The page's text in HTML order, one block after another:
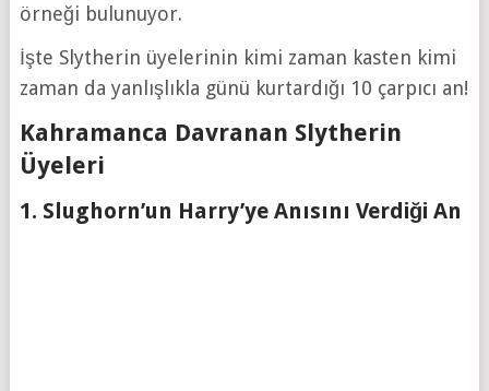
örneği bulunuyor.
İşte Slytherin üyelerinin kimi zaman kasten kimi
zaman da yanlışlıkla günü kurtardığı 10 çarpıcı an!
Kahramanca Davranan Slytherin
Üyeleri
1. Slughorn’un Harry’ye Anısını Verdiği An